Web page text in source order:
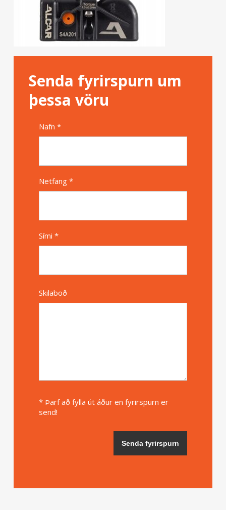
Senda fyrirspurn um
þessa vöru
Nafn *
Netfang *
Sími *
Skilaboð
* Þarf að fylla út áður en fyrirspurn er
send!